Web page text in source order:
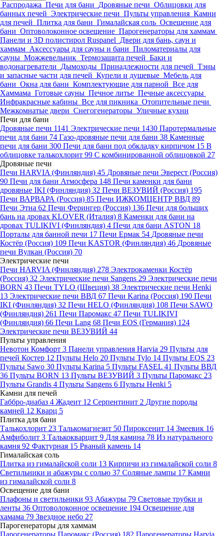
Распродажа Печи для бани Дровяные печи Облицовки для
банных печей Электрические печи Пульты управления Камни
для печей Плитка для бани Гималайская соль Освещение для
бани Оптоволоконное освещение Парогенераторы для хаммам
Панели и 3D полистирол Ruspanel Двери для бань, саун и
хаммам Аксессуары для сауны и бани Пиломатериалы для
сауны Можжевельник Термозащита печей Баки и
водонагреватели Дымоходы Принадлежности для печей Тэны
и запасные части для печей Купели и душевые Мебель для
бани Окна для бани Комплектующие для парной Все для
Хаммама Готовые сауны Печное литье Печные аксессуары
Инфракрасные кабины Все для пикника Отопительные печи
Межкомнатые двери Снегогенераторы Уличные кухни
Печи для бани
Дровяные печи 1141 Электрические печи 1430 Паротермальные
печи для бани 74 Газо-дровяные печи для бани 38 Каменные
печи для бани 300 Печи для бани под обкладку кирпичом 15 В
облицовке талькохлорит 99 С комбинированной облицовкой 27
Дровяные печи
Печи HARVIA (Финляндия) 45 Дровяные печи Эверест (Россия)
90 Печи для бани Атмосфера 148 Печи каменки для бани
дровяные IKI (Финляндия) 32 Печи ВЕЗУВИЙ (Россия) 195
Печи ВАРВАРА (Россия) 85 Печи ИЖКОМЦЕНТР ВВД 89
Печи Этна 62 Печи Ферингер (Россия) 136 Печи для больших
бань на дровах KLOVER (Италия) 8 Каменки для бани на
дровах TULIKIVI (Финляндия) 4 Печи для бани ASTON 18
Порталы для банной печи 17 Печи Ермак 54 Дровяные печи
Костёр (Россия) 109 Печи KASTOR (Финляндия) 46 Дровяные
печи Вулкан (Россия) 70
Электрические печи
Печи HARVIA (Финляндия) 278 Электрокаменки Костёр
(Россия) 32 Электрические печи Sangens 29 Электрические печи
BORN 43 Печи TYLO (Швеция) 38 Электрические печи Henki
13 Электрические печи ВВД 67 Печи Karina (Россия) 190 Печи
IKI (Финляндия) 32 Печи HELO (Финляндия) 108 Печи SAWO
(Финляндия) 261 Печи Паромакс 47 Печи TULIKIVI
(Финляндия) 66 Печи Lang 68 Печи EOS (Германия) 124
Электрические печи ВЕЗУВИЙ 44
Пульты управления
Невотон Комфорт 3 Панели управления Harvia 29 Пульты для
печей Костер 12 Пульты Helo 20 Пульты Tylo 14 Пульты EOS 23
Пульты Sawo 30 Пульты Karina 5 Пульты FASEL 41 Пульты ВВД
36 Пульты BORN 13 Пульты ВЕЗУВИЙ 3 Пульты Паромакс 23
Пульты Grandis 4 Пульты Sangens 6 Пульты Henki 5
Камни для печей
Габбро-диабаз 4 Жадеит 12 Серпентинит 2 Другие породы
камней 12 Кварц 5
Плитка для бани
Талькохлорит 23 Талькомагнезит 50 Пироксенит 14 Змеевик 16
Амфиболит 3 Талькокварцит 9 Для камина 78 Из натурального
камня 92 Фактурная 15 Рваный камень 14
Гималайская соль
Плитка из гималайской соли 13 Кирпичи из гималайской соли 8
Светильники и абажуры с солью 37 Соляные лампы 17 Камни
из гималайской соли 8
Освещение для бани
Плафоны и светильники 93 Абажуры 79 Световые трубки и
ленты 36 Оптоволоконное освещение 194 Освещение для
хамама 79 Звездное небо 27
Парогенераторы для хаммам
Парогенераторы Паромакс (Россия) 182 Парогенераторы Harvia